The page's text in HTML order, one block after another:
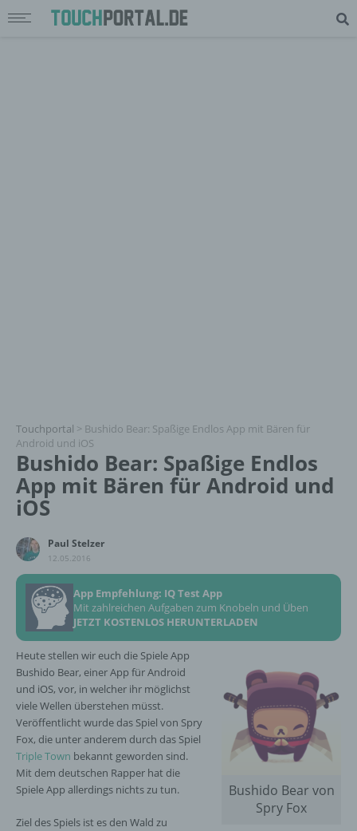
Touchportal > Bushido Bear: Spaßige Endlos App mit Bären für
Android und iOS
Bushido Bear: Spaßige Endlos
App mit Bären für Android und
iOS
Paul Stelzer
12.05.2016
App Empfehlung: IQ Test App
Mit zahlreichen Aufgaben zum Knobeln und Üben
JETZT KOSTENLOS HERUNTERLADEN
Bushido Bear von
Spry Fox
Heute stellen wir euch die Spiele App
Bushido Bear, einer App für Android
und iOS, vor, in welcher ihr möglichst
viele Wellen überstehen müsst.
Veröffentlicht wurde das Spiel von Spry
Fox, die unter anderem durch das Spiel
Triple Town bekannt geworden sind.
Mit dem deutschen Rapper hat die
Spiele App allerdings nichts zu tun.
Ziel des Spiels ist es den Wald zu